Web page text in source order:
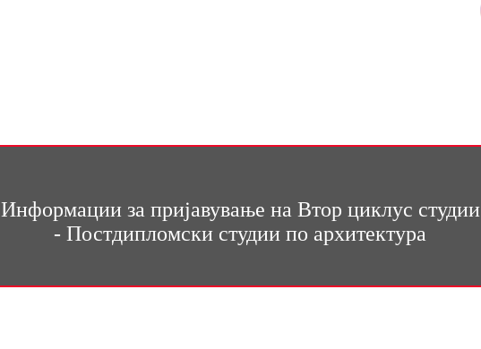
Информации за пријавување на Втор циклус студии
- Постдипломски студии по архитектура